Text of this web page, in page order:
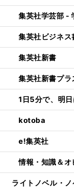
集英社学芸部 -
集英社ビジネス
集英社新書
集英社新書プラ
1日5分で、明
kotoba
e!集英社
情報・知識＆
ライトノベル・